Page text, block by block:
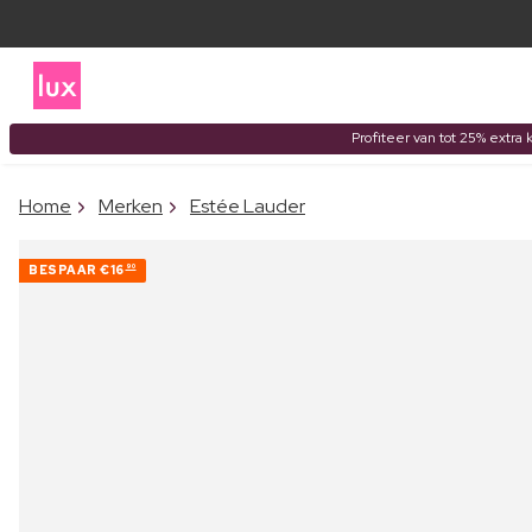
Profiteer van tot 25% extra
Home Merken Estée Lauder
BESPAAR €16 90